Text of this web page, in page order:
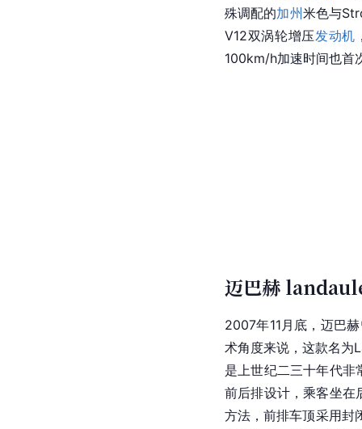
殊调配的加州米色与
V12双涡轮增压发动机
100km/h加速时间也首
迈巴赫
2007年11月底，迈巴
术角度来说，这款名为
是上世纪二三十年代
前后排设计，乘客坐在
方法，前排车顶采用封